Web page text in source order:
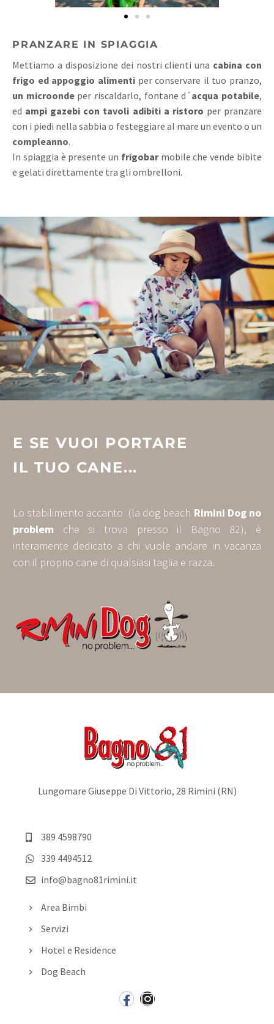
PRANZARE IN SPIAGGIA
Mettiamo a disposizione dei nostri clienti una cabina con
frigo ed appoggio alimentiper conservare il tuo pranzo,
un microondeper riscaldarlo, fontane d´acqua potabile,
ed ampi gazebi con tavoli adibiti a ristoro per pranzare
con i piedi nella sabbia o festeggiare al mare un evento o un
compleanno.
In spiaggia è presente un frigobarmobile che vende bibite
e gelati direttamente tra gli ombrelloni.
E SE VUOI PORTARE
IL TUO CANE...
Lo stabilimento accanto (la dog beach Rimini Dog no
problem che si trova presso il Bagno 82), è
interamente dedicato a chi vuole andare in vacanza
con il proprio cane di qualsiasi taglia e razza.
Lungomare Giuseppe Di Vittorio, 28 Rimini (RN)
389 4598790
339 4494512
info@bagno81rimini.it
Area Bimbi
Servizi
Hotel e Residence
Dog Beach